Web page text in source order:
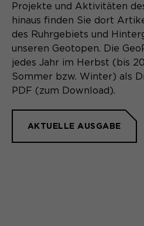
Projekte und Aktivitäten
hinaus finden Sie dort
des Ruhrgebiets und
unseren Geotopen. Die
jedes Jahr im Herbst (bis
Sommer bzw. Winter) als
PDF (zum Download).
AKTUELLE AUSGABE